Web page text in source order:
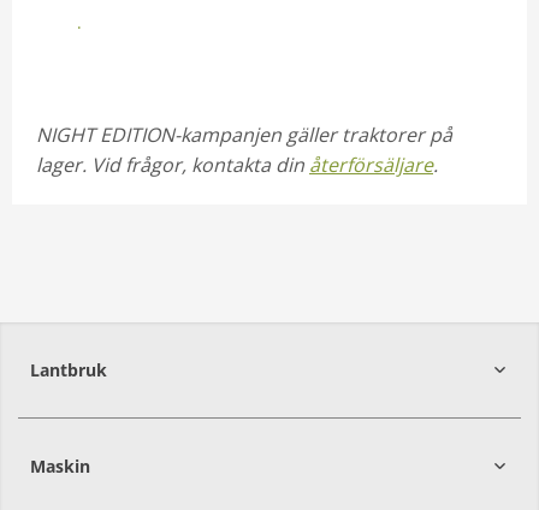
Kontakta din säljare
NIGHT EDITION-kampanjen gäller traktorer på
lager. Vid frågor, kontakta din återförsäljare.
Lantbruk
39239
Maskin